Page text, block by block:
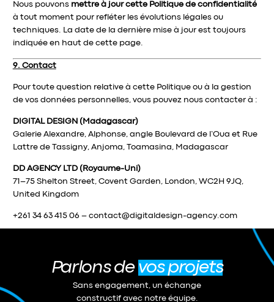
Nous pouvons mettre à jour cette Politique de confidentialité
à tout moment pour refléter les évolutions légales ou
techniques. La date de la dernière mise à jour est toujours
indiquée en haut de cette page.
9. Contact
Pour toute question relative à cette Politique ou à la gestion
de vos données personnelles, vous pouvez nous contacter à :
DIGITAL DESIGN (Madagascar)
Galerie Alexandre, Alphonse, angle Boulevard de l’Oua et Rue
Lattre de Tassigny, Anjoma, Toamasina, Madagascar
DD AGENCY LTD (Royaume-Uni)
71–75 Shelton Street, Covent Garden, London, WC2H 9JQ,
United Kingdom
+261 34 63 415 06 – contact@digitaldesign-agency.com
Parlons de vos projets
Sans engagement, un échange
constructif avec notre équipe.